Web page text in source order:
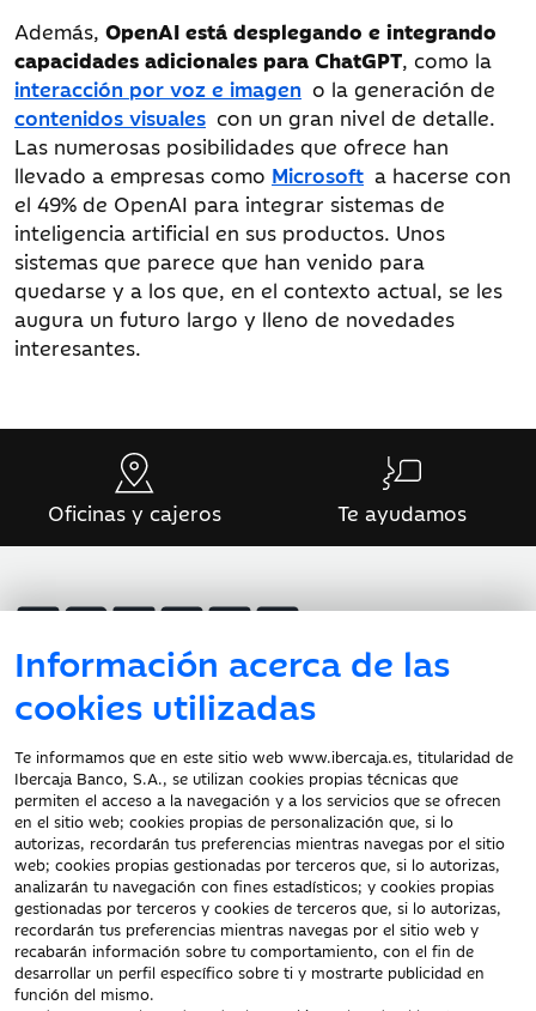
Además, OpenAI está desplegando e integrando
capacidades adicionales para ChatGPT, como la
interacción por voz e imagen o la generación de
contenidos visuales con un gran nivel de detalle.
Las numerosas posibilidades que ofrece han
llevado a empresas como Microsoft a hacerse con
el 49% de OpenAI para integrar sistemas de
inteligencia artificial en sus productos. Unos
sistemas que parece que han venido para
quedarse y a los que, en el contexto actual, se les
augura un futuro largo y lleno de novedades
interesantes.
Información acerca de las
cookies utilizadas
Te informamos que en este sitio web www.ibercaja.es, titularidad de
Ibercaja Banco, S.A., se utilizan cookies propias técnicas que
permiten el acceso a la navegación y a los servicios que se ofrecen
en el sitio web; cookies propias de personalización que, si lo
autorizas, recordarán tus preferencias mientras navegas por el sitio
web; cookies propias gestionadas por terceros que, si lo autorizas,
analizarán tu navegación con fines estadísticos; y cookies propias
gestionadas por terceros y cookies de terceros que, si lo autorizas,
recordarán tus preferencias mientras navegas por el sitio web y
recabarán información sobre tu comportamiento, con el fin de
desarrollar un perfil específico sobre ti y mostrarte publicidad en
función del mismo.
Oficinas y cajeros Te ayudamos
Atención al cliente
Documentación a clientes
Aviso Legal
Protección datos
personales
Tarifas y Cotizaciones
Tablón de Anuncios
Política de cookies
Declaración de